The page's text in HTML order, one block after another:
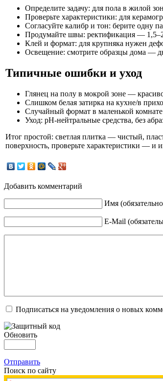
Определите задачу: для пола в жилой
Проверьте характеристики: для
Согласуйте калибр и тон: берите одну
Продумайте швы: ректификация — 1,5–2
Клей и формат: для крупняка нужен
Освещение: смотрите образцы дома —
Типичные ошибки и уход
Глянец на полу в мокрой зоне —
Слишком белая затирка на кухне/в
Случайный формат в маленькой
Уход: pH-нейтральные средства, без
Итог простой: светлая плитка — чистый,
поверхность, проверьте характеристики — и
Добавить комментарий
Имя
E-Mail
Подписаться на уведомления о новых
Обновить
Отправить
Поиск по сайту